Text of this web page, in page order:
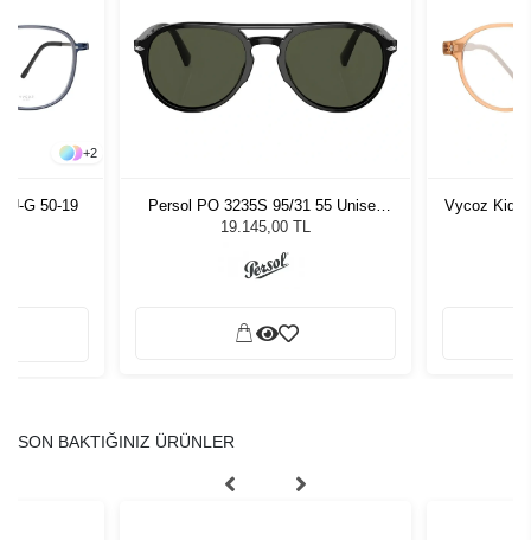
+2
G 50-19
Persol PO 3235S 95/31 55 Unisex
Güneş Gözlüğü
19.145,00 TL
Vycoz Kids
SON BAKTIĞINIZ ÜRÜNLER